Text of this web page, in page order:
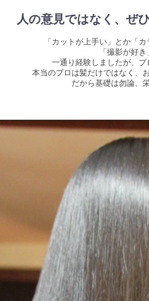
人の意見ではなく、ぜ
「カットが上手い」とか「
「撮影が好
一通り経験しましたが、プ
本当のプロは髪だけではなく、
だから基礎は勿論、